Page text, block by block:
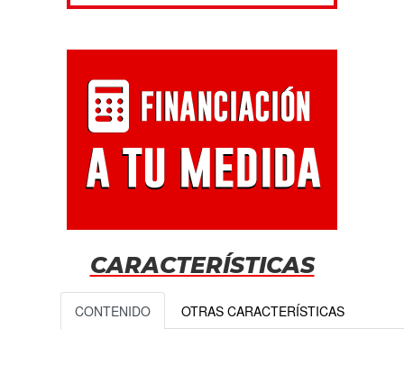
CARACTERÍSTICAS
CONTENIDO OTRAS CARACTERÍSTICAS